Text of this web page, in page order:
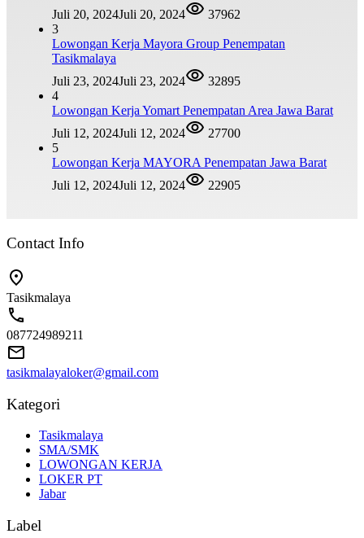
Juli 20, 2024Juli 20, 2024
37962
3
Lowongan Kerja Mayora Group Penempatan
Tasikmalaya
Juli 23, 2024Juli 23, 2024
32895
4
Lowongan Kerja Yomart Penempatan Area Jawa Barat
Juli 12, 2024Juli 12, 2024
27700
5
Lowongan Kerja MAYORA Penempatan Jawa Barat
Juli 12, 2024Juli 12, 2024 22905
Contact Info
Tasikmalaya
087724989211
tasikmalayaloker@gmail.com
Kategori
Tasikmalaya
SMA/SMK
LOWONGAN KERJA
LOKER PT
Jabar
Label